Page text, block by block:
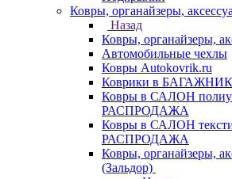
Ковры, органайзеры,
Назад
Ковры, органайзеры,
Автомобильные чехлы
Ковры Autokovrik.ru
Коврики в
Ковры в САЛОН
РАСПРОДАЖА
Ковры в САЛОН
РАСПРОДАЖА
Ковры, органайзеры,
(Зальдор)